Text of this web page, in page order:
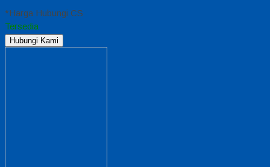
*Harga Hubungi CS
Tersedia
Hubungi Kami